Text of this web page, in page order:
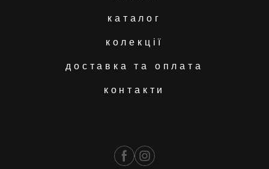
каталог
колекції
доставка та оплата
контакти